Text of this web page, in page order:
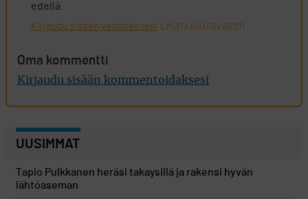
edellä.
Kirjaudu sisään vastataksesi ILMOITA ASIATON VIESTI
Oma kommentti
Kirjaudu sisään kommentoidaksesi
UUSIMMAT
Tapio Pulkkanen heräsi takaysillä ja rakensi hyvän
lähtöaseman